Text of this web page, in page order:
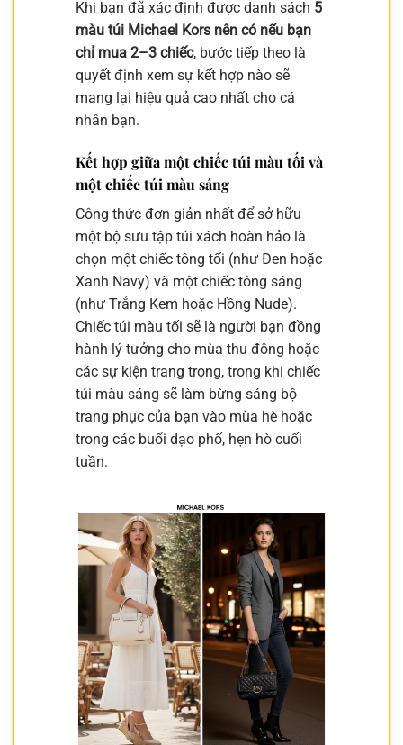
Khi bạn đã xác định được danh sách 5
màu túi Michael Kors nên có nếu bạn
chỉ mua 2–3 chiếc, bước tiếp theo là
quyết định xem sự kết hợp nào sẽ
mang lại hiệu quả cao nhất cho cá
nhân bạn.
Kết hợp giữa một chiếc túi màu tối và
một chiếc túi màu sáng
Công thức đơn giản nhất để sở hữu
một bộ sưu tập túi xách hoàn hảo là
chọn một chiếc tông tối (như Đen hoặc
Xanh Navy) và một chiếc tông sáng
(như Trắng Kem hoặc Hồng Nude).
Chiếc túi màu tối sẽ là người bạn đồng
hành lý tưởng cho mùa thu đông hoặc
các sự kiện trang trọng, trong khi chiếc
túi màu sáng sẽ làm bừng sáng bộ
trang phục của bạn vào mùa hè hoặc
trong các buổi dạo phố, hẹn hò cuối
tuần.